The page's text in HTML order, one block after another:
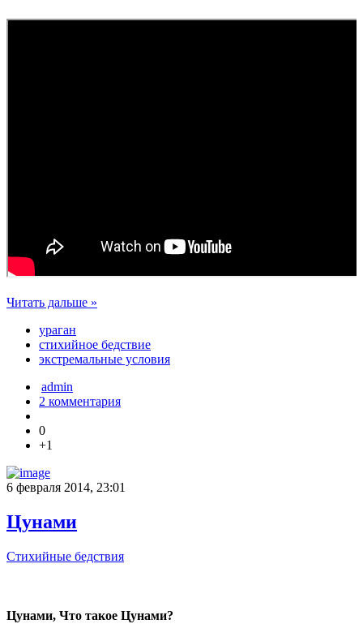
Читать дальше »
ураган
стихийное бедствие
экстремальные условия
admin
2 комментария
0
+1
6 февраля 2014, 23:01
Цунами
Стихийные бедствия
Цунами, Что такое Цунами?